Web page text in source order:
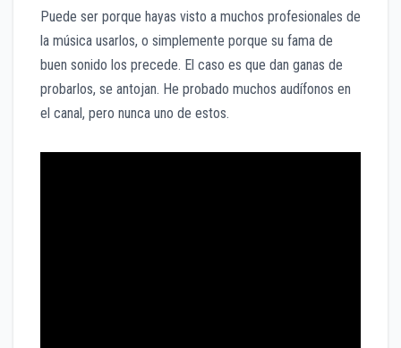
Puede ser porque hayas visto a muchos profesionales de
la música usarlos, o simplemente porque su fama de
buen sonido los precede. El caso es que dan ganas de
probarlos, se antojan. He probado muchos audífonos en
el canal, pero nunca uno de estos.